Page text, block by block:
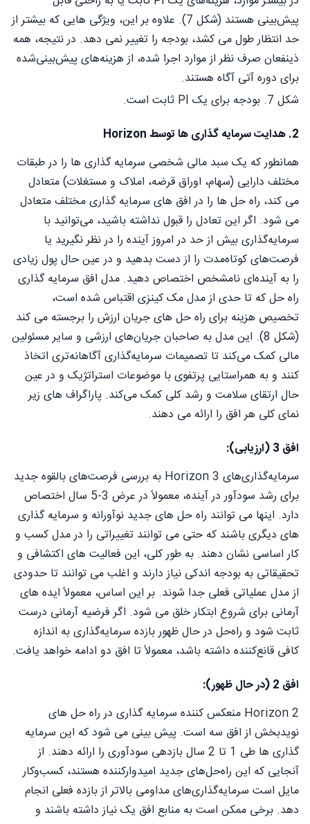
پیش‌بینی هستند (شکل 7). علاوه بر این، ویژگی هایی که بیشتر از
حد انتظار طول می کشد، بودجه را تغییر نمی دهد. در نتیجه، همه
ذینفعان صرف نظر از موارد اجرا شده، از هزینه‌های پیش‌بینی‌شده
برای دوره آتی آگاه هستند.
شکل 7. بودجه برای یک PI ثابت است.
2. هدایت سرمایه گذاری ها توسط Horizon
همانطور که یک سبد مالی شخصی سرمایه گذاری ها را در طبقات
مختلف دارایی (سهام، اوراق قرضه، املاک و مستغلات) متعادل
می کند، راه حل ها را در افق های سرمایه گذاری مختلف متعادل
می شود. اگر این تعادل را قبول نداشته باشید، می‌توانید با
سرمایه‌گذاری بیش از حد در امروز آینده را در نظر نگیرید یا
فرصت‌های کوتاه‌مدت را از دست بدهید و در عین حال پول زیادی
را به آینده‌ای نامشخص اختصاص دهید. مدل افق سرمایه گذاری
راه حل که تا حدی از مدل مک کینزی اقتباس شده است،
تخصیص هزینه برای راه حل های جریان ارزش را برجسته می کند
(شکل 8). این مدل به صاحبان جریان‌های ارزشی و سایر مسئولین
مالی کمک می‌کند تا تصمیمات سرمایه‌گذاری آگاهانه‌تری اتخاذ
کنند و به همراستایی پرتفوی با موضوعات استراتژیک و در عین
حال ارتقای سلامت و رشد کلی کمک می‌کند. پاراگراف های زیر
نمای کلی هر افق را ارائه می دهند.
افق 3 (ارزیابی):
سرمایه‌گذاری‌های Horizon 3 به بررسی فرصت‌های بالقوه جدید
برای رشد سودآور در آینده، معمولاً در عرض 3-5 سال اختصاص
دارد. اینها می توانند راه حل های جدید نوآورانه و سرمایه گذاری
های دیگری باشند که حتی می توانند تغییراتی را در مدل کسب و
کار اساسی نشان دهند. به طور کلی، این فعالیت های اکتشافی و
تحقیقاتی به بودجه اندکی نیاز دارند و اغلب می توانند تا حدودی
از مدل عملیاتی فعلی جدا شوند. بر این اساس، معمولاً ایده های
آرمانی برای شروع ابتکار خلق می شود. اگر فرضیه آرمانی درست
ثابت شود و راه‌حل در حال ظهور بازده سرمایه‌گذاری به اندازه
کافی قانع‌کننده داشته باشد، معمولاً تا افق دو ادامه خواهد یافت.
افق 2 (در حال ظهور):
Horizon 2 منعکس کننده سرمایه گذاری در راه حل های
نویدبخش از افق سه است. پیش بینی می شود که این سرمایه
گذاری ها طی 1 تا 2 سال بازدهی سودآوری را ارائه دهند. از
آنجایی که این راه‌حل‌های جدید امیدوارکننده هستند، کسب‌وکار
مایل است سرمایه‌گذاری‌های مداومی بالاتر از بازده فعلی انجام
دهد. برخی ممکن است به منابع افق یک نیاز داشته باشند و